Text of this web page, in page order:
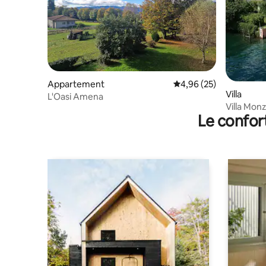
Appartement Évaluation moyenne
4,96 (25)
L'Oasi Amena
Villa
Villa
(NO)
Le